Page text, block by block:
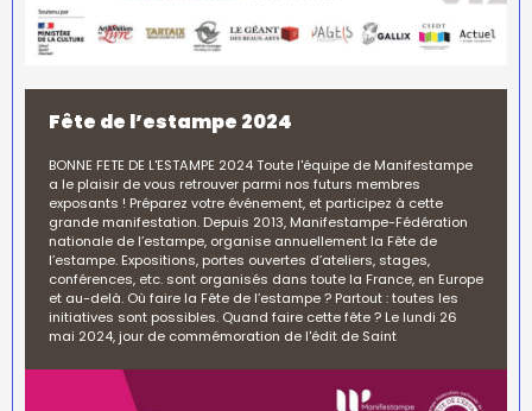
Fête de l’estampe 2024
BONNE FETE DE L'ESTAMPE 2024 Toute l'équipe de Manifestampe
a le plaisir de vous retrouver parmi nos futurs membres
exposants ! Préparez votre événement, et participez à cette
grande manifestation. Depuis 2013, Manifestampe-Fédération
nationale de l’estampe, organise annuellement la Fête de
l’estampe. Expositions, portes ouvertes d’ateliers, stages,
conférences, etc. sont organisés dans toute la France, en Europe
et au-delà. Où faire la Fête de l’estampe ? Partout : toutes les
initiatives sont possibles. Quand faire cette fête ? Le lundi 26
mai 2024, jour de commémoration de l'édit de Saint